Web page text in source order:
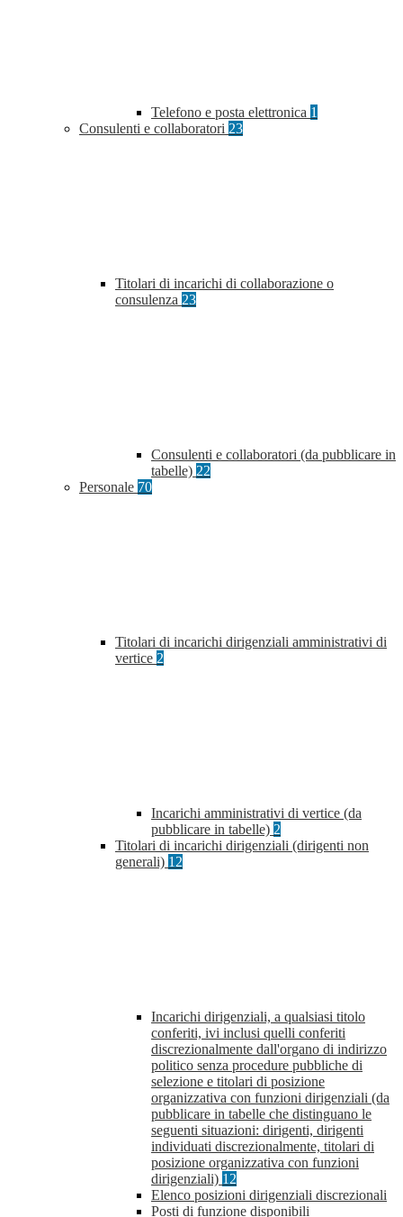
Telefono e posta elettronica 1
Consulenti e collaboratori 23
Titolari di incarichi di collaborazione o
consulenza 23
Consulenti e collaboratori (da pubblicare in
tabelle) 22
Personale 70
Titolari di incarichi dirigenziali amministrativi di
vertice 2
Incarichi amministrativi di vertice (da
pubblicare in tabelle) 2
Titolari di incarichi dirigenziali (dirigenti non
generali) 12
Incarichi dirigenziali, a qualsiasi titolo
conferiti, ivi inclusi quelli conferiti
discrezionalmente dall'organo di indirizzo
politico senza procedure pubbliche di
selezione e titolari di posizione
organizzativa con funzioni dirigenziali (da
pubblicare in tabelle che distinguano le
seguenti situazioni: dirigenti, dirigenti
individuati discrezionalmente, titolari di
posizione organizzativa con funzioni
dirigenziali) 12
Elenco posizioni dirigenziali discrezionali
Posti di funzione disponibili